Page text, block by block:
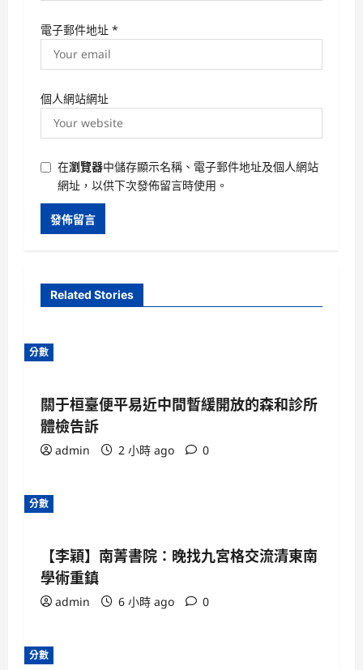
電子郵件地址 *
個人網站網址
在瀏覽器中儲存顯示名稱、電子郵件地址及個人網站
網址，以供下次發佈留言時使用。
Related Stories
分數
關于桓臺便平易近中間暫緩開放的森和診所
體檢告訴
admin 2 小時 ago 0
分數
【李穎】南菁書院：晚找九宮格交流清東南
學術重鎮
admin 6 小時 ago 0
分數